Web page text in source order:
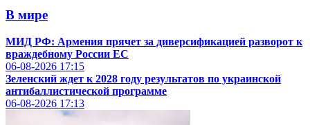
В мире
МИД РФ: Армения прячет за диверсификацией разворот к
враждебному России ЕС
06-08-2026 17:15
Зеленский ждет к 2028 году результатов по украинской
антибаллистической программе
06-08-2026 17:13